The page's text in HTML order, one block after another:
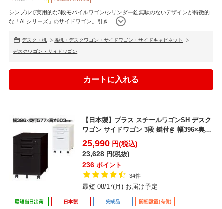
シンプルで実用的な3段モバイルワゴン/シリンダー錠無駄のないデザインが特徴的
な「ALシリーズ」のサイドワゴン。引き
デスク・机 脇机・デスクワゴン・サイドワゴン・サイドキャビネット
デスクワゴン・サイドワゴン
【日本製】プラス スチールワゴンSH デスク
ワゴン サイドワゴン 3段 鍵付き 幅396×奥行
577...
25,990 円(税込)
23,628 円(税抜)
236 ポイント
34件
最短 08/17(月) お届け予定